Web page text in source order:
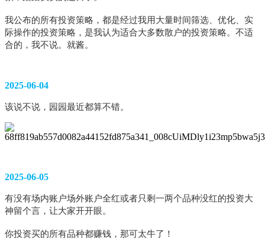
我公布的所有投资策略，都是经过我用大量时间筛选、优化、实
际操作的投资策略，是我认为适合大多数散户的投资策略。不适
合的，我不说。就酱。
2025-06-04
该说不说，园园最近都算不错。
2025-06-05
有没有场内账户场外账户全红或者只剩一两个品种没红的投资大
神留个言，让大家开开眼。
你投资买的所有品种都赚钱，那可太牛了！